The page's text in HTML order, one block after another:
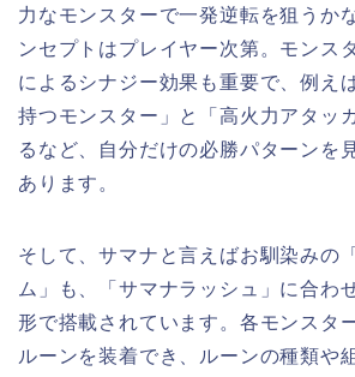
力なモンスターで一発逆転を狙うか
ンセプトはプレイヤー次第。モンス
によるシナジー効果も重要で、例え
持つモンスター」と「高火力アタッ
るなど、自分だけの必勝パターンを
あります。
そして、サマナと言えばお馴染みの
ム」も、「サマナラッシュ」に合わ
形で搭載されています。各モンスタ
ルーンを装着でき、ルーンの種類や